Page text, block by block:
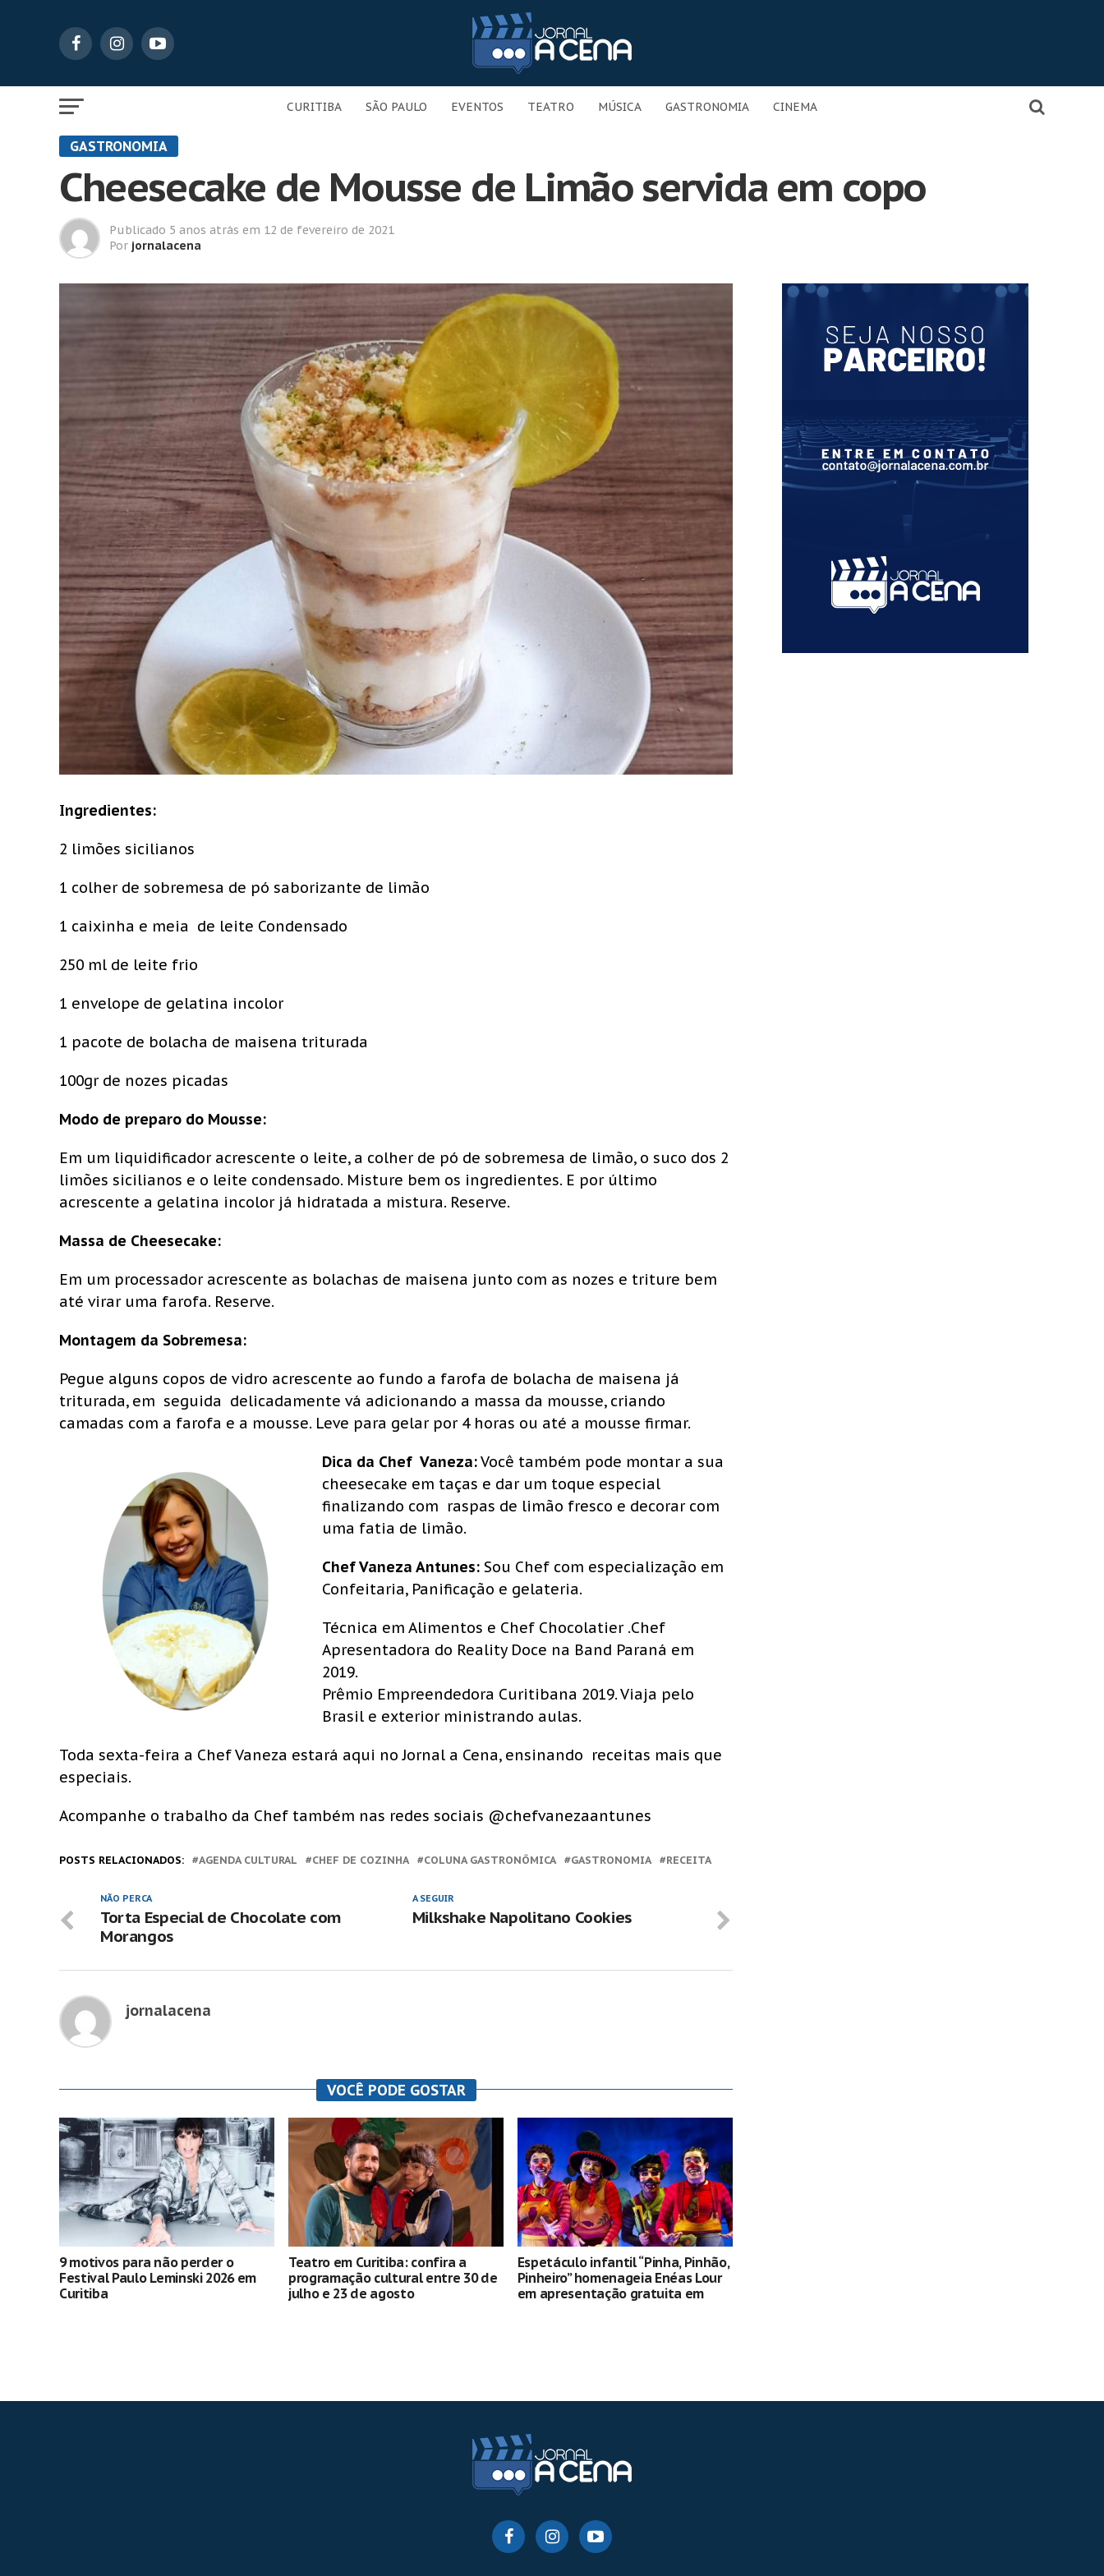
CURITIBA SÃO PAULO EVENTOS TEATRO MÚSICA GASTRONOMIA CINEMA
GASTRONOMIA
Cheesecake de Mousse de Limão servida em copo
Publicado 5 anos atrás em 12 de fevereiro de 2021
Por jornalacena
Ingredientes:
2 limões sicilianos
1 colher de sobremesa de pó saborizante de limão
1 caixinha e meia de leite Condensado
250 ml de leite frio
1 envelope de gelatina incolor
1 pacote de bolacha de maisena triturada
100gr de nozes picadas
Modo de preparo do Mousse:
Em um liquidificador acrescente o leite, a colher de pó de sobremesa de limão, o suco dos 2
limões sicilianos e o leite condensado. Misture bem os ingredientes. E por último
acrescente a gelatina incolor já hidratada a mistura. Reserve.
Massa de Cheesecake:
Em um processador acrescente as bolachas de maisena junto com as nozes e triture bem
até virar uma farofa. Reserve.
Montagem da Sobremesa:
Pegue alguns copos de vidro acrescente ao fundo a farofa de bolacha de maisena já
triturada, em seguida delicadamente vá adicionando a massa da mousse, criando
camadas com a farofa e a mousse. Leve para gelar por 4 horas ou até a mousse firmar.
Dica da Chef Vaneza:Você também pode montar a sua
cheesecake em taças e dar um toque especial
finalizando com raspas de limão fresco e decorar com
uma fatia de limão.
Chef Vaneza Antunes: Sou Chef com especialização em
Confeitaria, Panificação e gelateria.
Técnica em Alimentos e Chef Chocolatier .Chef
Apresentadora do Reality Doce na Band Paraná em
2019.
Prêmio Empreendedora Curitibana 2019. Viaja pelo
Brasil e exterior ministrando aulas.
Toda sexta-feira a Chef Vaneza estará aqui no Jornal a Cena, ensinando receitas mais que
especiais.
Acompanhe o trabalho da Chef também nas redes sociais @chefvanezaantunes
POSTS RELACIONADOS: AGENDA CULTURAL CHEF DE COZINHA COLUNA GASTRONÔMICA GASTRONOMIA RECEITA
A SEGUIR
Milkshake Napolitano Cookies
NÃO PERCA
Torta Especial de Chocolate com
Morangos
jornalacena
VOCÊ PODE GOSTAR
9 motivos para não perder o
Festival Paulo Leminski 2026 em
Curitiba
Teatro em Curitiba: confira a
programação cultural entre 30 de
julho e 23 de agosto
Espetáculo infantil “Pinha, Pinhão,
Pinheiro” homenageia Enéas Lour
em apresentação gratuita em